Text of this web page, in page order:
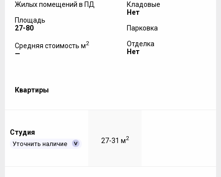
Жилых помещений в ПД
Площадь
27-80
Средняя стоимость м2
—
Кладовые
Нет
Парковка
Отделка
Нет
Квартиры
Студия
Уточнить наличие 27-31 м2